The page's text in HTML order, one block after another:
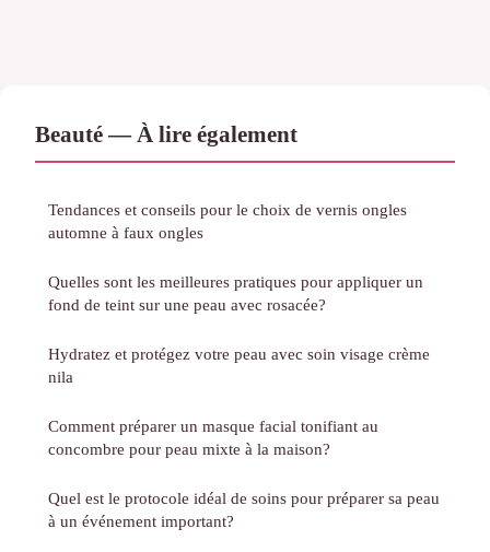
Beauté — À lire également
Tendances et conseils pour le choix de vernis ongles
automne à faux ongles
Quelles sont les meilleures pratiques pour appliquer un
fond de teint sur une peau avec rosacée?
Hydratez et protégez votre peau avec soin visage crème
nila
Comment préparer un masque facial tonifiant au
concombre pour peau mixte à la maison?
Quel est le protocole idéal de soins pour préparer sa peau
à un événement important?